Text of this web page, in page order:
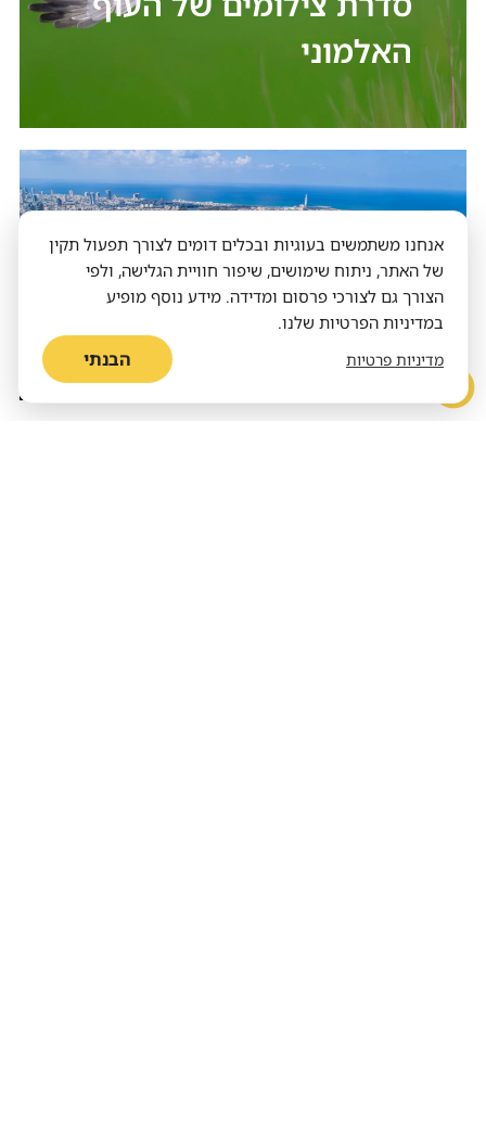
האלמוני
שבעי רצון בערים
הירוקות
התזונה שעומדת במבחן הזמן
אנחנו משתמשים בעוגיות ובכלים דומים לצורך תפעול תקין
של האתר, ניתוח שימושים, שיפור חוויית הגלישה, ולפי
הצורך גם לצורכי פרסום ומדידה. מידע נוסף מופיע
במדיניות הפרטיות שלנו.
מדיניות פרטיות הבנתי